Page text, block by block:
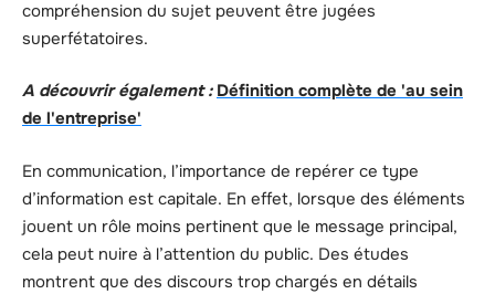
compréhension du sujet peuvent être jugées
superfétatoires.
A découvrir également : Définition complète de 'au sein
de l'entreprise'
En communication, l’importance de repérer ce type
d’information est capitale. En effet, lorsque des éléments
jouent un rôle moins pertinent que le message principal,
cela peut nuire à l’attention du public. Des études
montrent que des discours trop chargés en détails